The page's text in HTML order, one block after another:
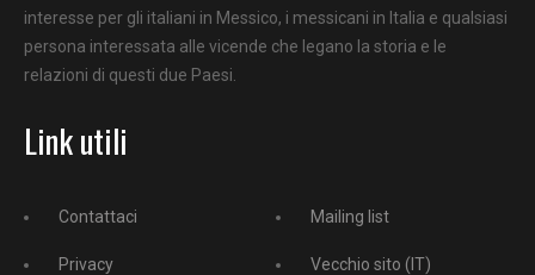
interesse per gli italiani in Messico, i messicani in Italia e qualsiasi
persona interessata alle vicende che legano la storia e le
relazioni di questi due Paesi.
Link utili
Contattaci
Privacy
Mailing list
Vecchio sito (IT)